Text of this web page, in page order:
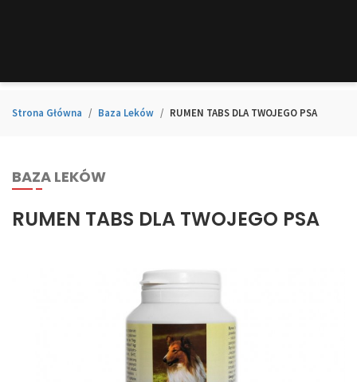
Strona Główna Baza Leków RUMEN TABS DLA TWOJEGO PSA
BAZA LEKÓW
RUMEN TABS DLA TWOJEGO PSA